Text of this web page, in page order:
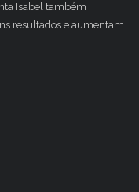
Isabel também
resultados e aumentam